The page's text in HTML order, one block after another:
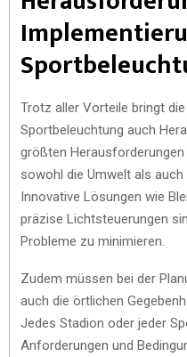
Trotz aller Vorteile bringt
Sportbeleuchtung auch
größten
sowohl die Umwelt als
Innovative Lösungen wie
präzise Lichtsteuerungen
Probleme zu minimieren.
Zudem müssen bei der
auch die örtlichen
Jedes Stadion oder jeder
Anforderungen und